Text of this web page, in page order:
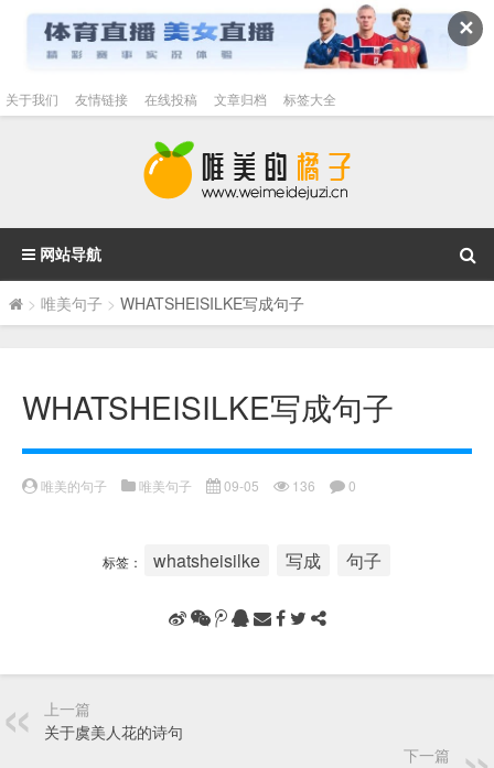
✕
关于我们 友情链接 在线投稿 文章归档 标签大全
网站导航
> 唯美句子 > WHATSHEISILKE写成句子
WHATSHEISILKE写成句子
唯美的句子 唯美句子 09-05 136 0
标签： whatsheisilke 写成 句子
上一篇
关于虞美人花的诗句
下一篇